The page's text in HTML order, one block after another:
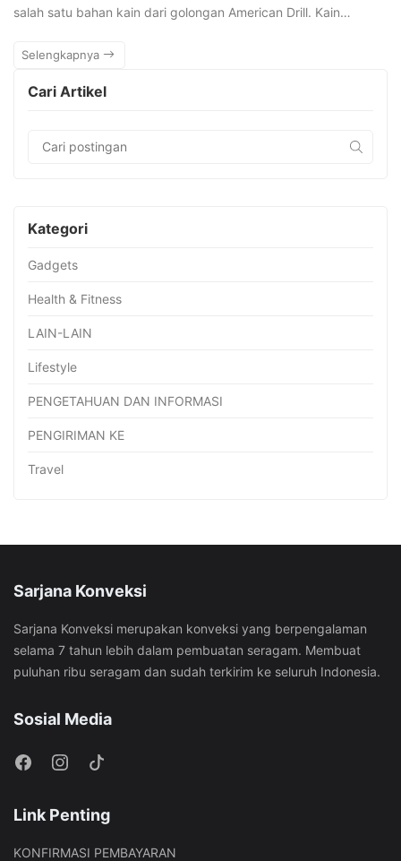
salah satu bahan kain dari golongan American Drill. Kain…
Selengkapnya
Cari Artikel
Kategori
Gadgets
Health & Fitness
LAIN-LAIN
Lifestyle
PENGETAHUAN DAN INFORMASI
PENGIRIMAN KE
Travel
Sarjana Konveksi
Sarjana Konveksi merupakan konveksi yang berpengalaman
selama 7 tahun lebih dalam pembuatan seragam. Membuat
puluhan ribu seragam dan sudah terkirim ke seluruh Indonesia.
Sosial Media
Link Penting
KONFIRMASI PEMBAYARAN